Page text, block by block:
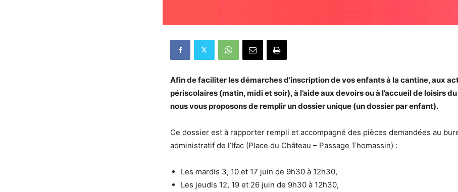
Afin de faciliter les démarches d’inscription de vos enfants à la cantine, aux
périscolaires (matin, midi et soir), à l’aide aux devoirs ou à l’accueil de loisirs
nous vous proposons de remplir un dossier unique (un dossier par enfant).
Ce dossier est à rapporter rempli et accompagné des pièces demandées au
administratif de l’Ifac (Place du Château – Passage Thomassin) :
Les mardis 3, 10 et 17 juin de 9h30 à 12h30,
Les jeudis 12, 19 et 26 juin de 9h30 à 12h30,